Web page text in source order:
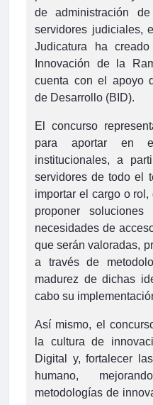
de administración
servidores judiciales,
Judicatura ha
Innovación de la
cuenta con el apoyo
de Desarrollo (BID).
El concurso
para aportar en
institucionales, a
servidores de todo el
importar el cargo o
proponer
necesidades de
que serán valoradas,
a través de
madurez de dichas
cabo su
Así mismo, el
la cultura de
Digital y, fortalecer
humano,
metodologías de